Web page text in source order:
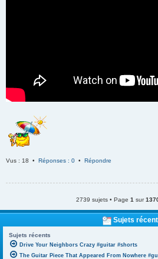
Vus : 18 • Réponses : 0 • Répondre
2739 sujets • Page 1 sur
Sujets
Sujets récents
Drive Your Neighbors Crazy #guitar #shorts
The Guitar Piece That Appeared From Nowhere